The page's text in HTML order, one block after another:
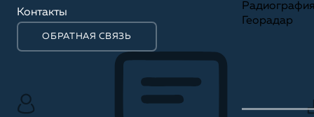
Контакты
ОБРАТНАЯ СВЯЗЬ
Георадар